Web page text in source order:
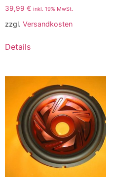
39,99 € inkl. 19% MwSt.
zzgl. Versandkosten
Details